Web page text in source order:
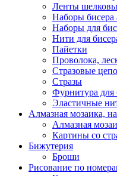
Ленты
Наборы бисера
Наборы для
Нити для
Пайетки
Проволока,
Стразовые
Стразы
Фурнитура для
Эластичные
Алмазная мозаика,
Алмазная
Картины co
Бижутерия
Броши
Рисование по